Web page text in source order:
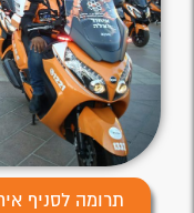
תרומה לסניף